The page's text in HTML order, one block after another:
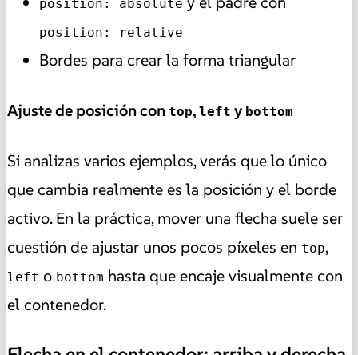
position: absolute
position: relative
Bordes para crear la forma triangular
Ajuste de posición con top, left y bottom
Si analizas varios ejemplos, verás que lo único
que cambia realmente es la posición y el borde
activo. En la práctica, mover una flecha suele ser
cuestión de ajustar unos pocos píxeles en top,
left o bottom hasta que encaje visualmente con
el contenedor.